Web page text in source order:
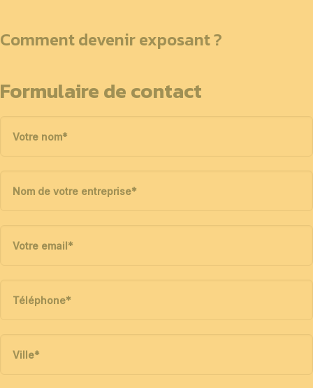
Comment devenir exposant ?
Formulaire de contact
Votre nom*
Nom de votre entreprise*
Votre email*
Téléphone*
Ville*